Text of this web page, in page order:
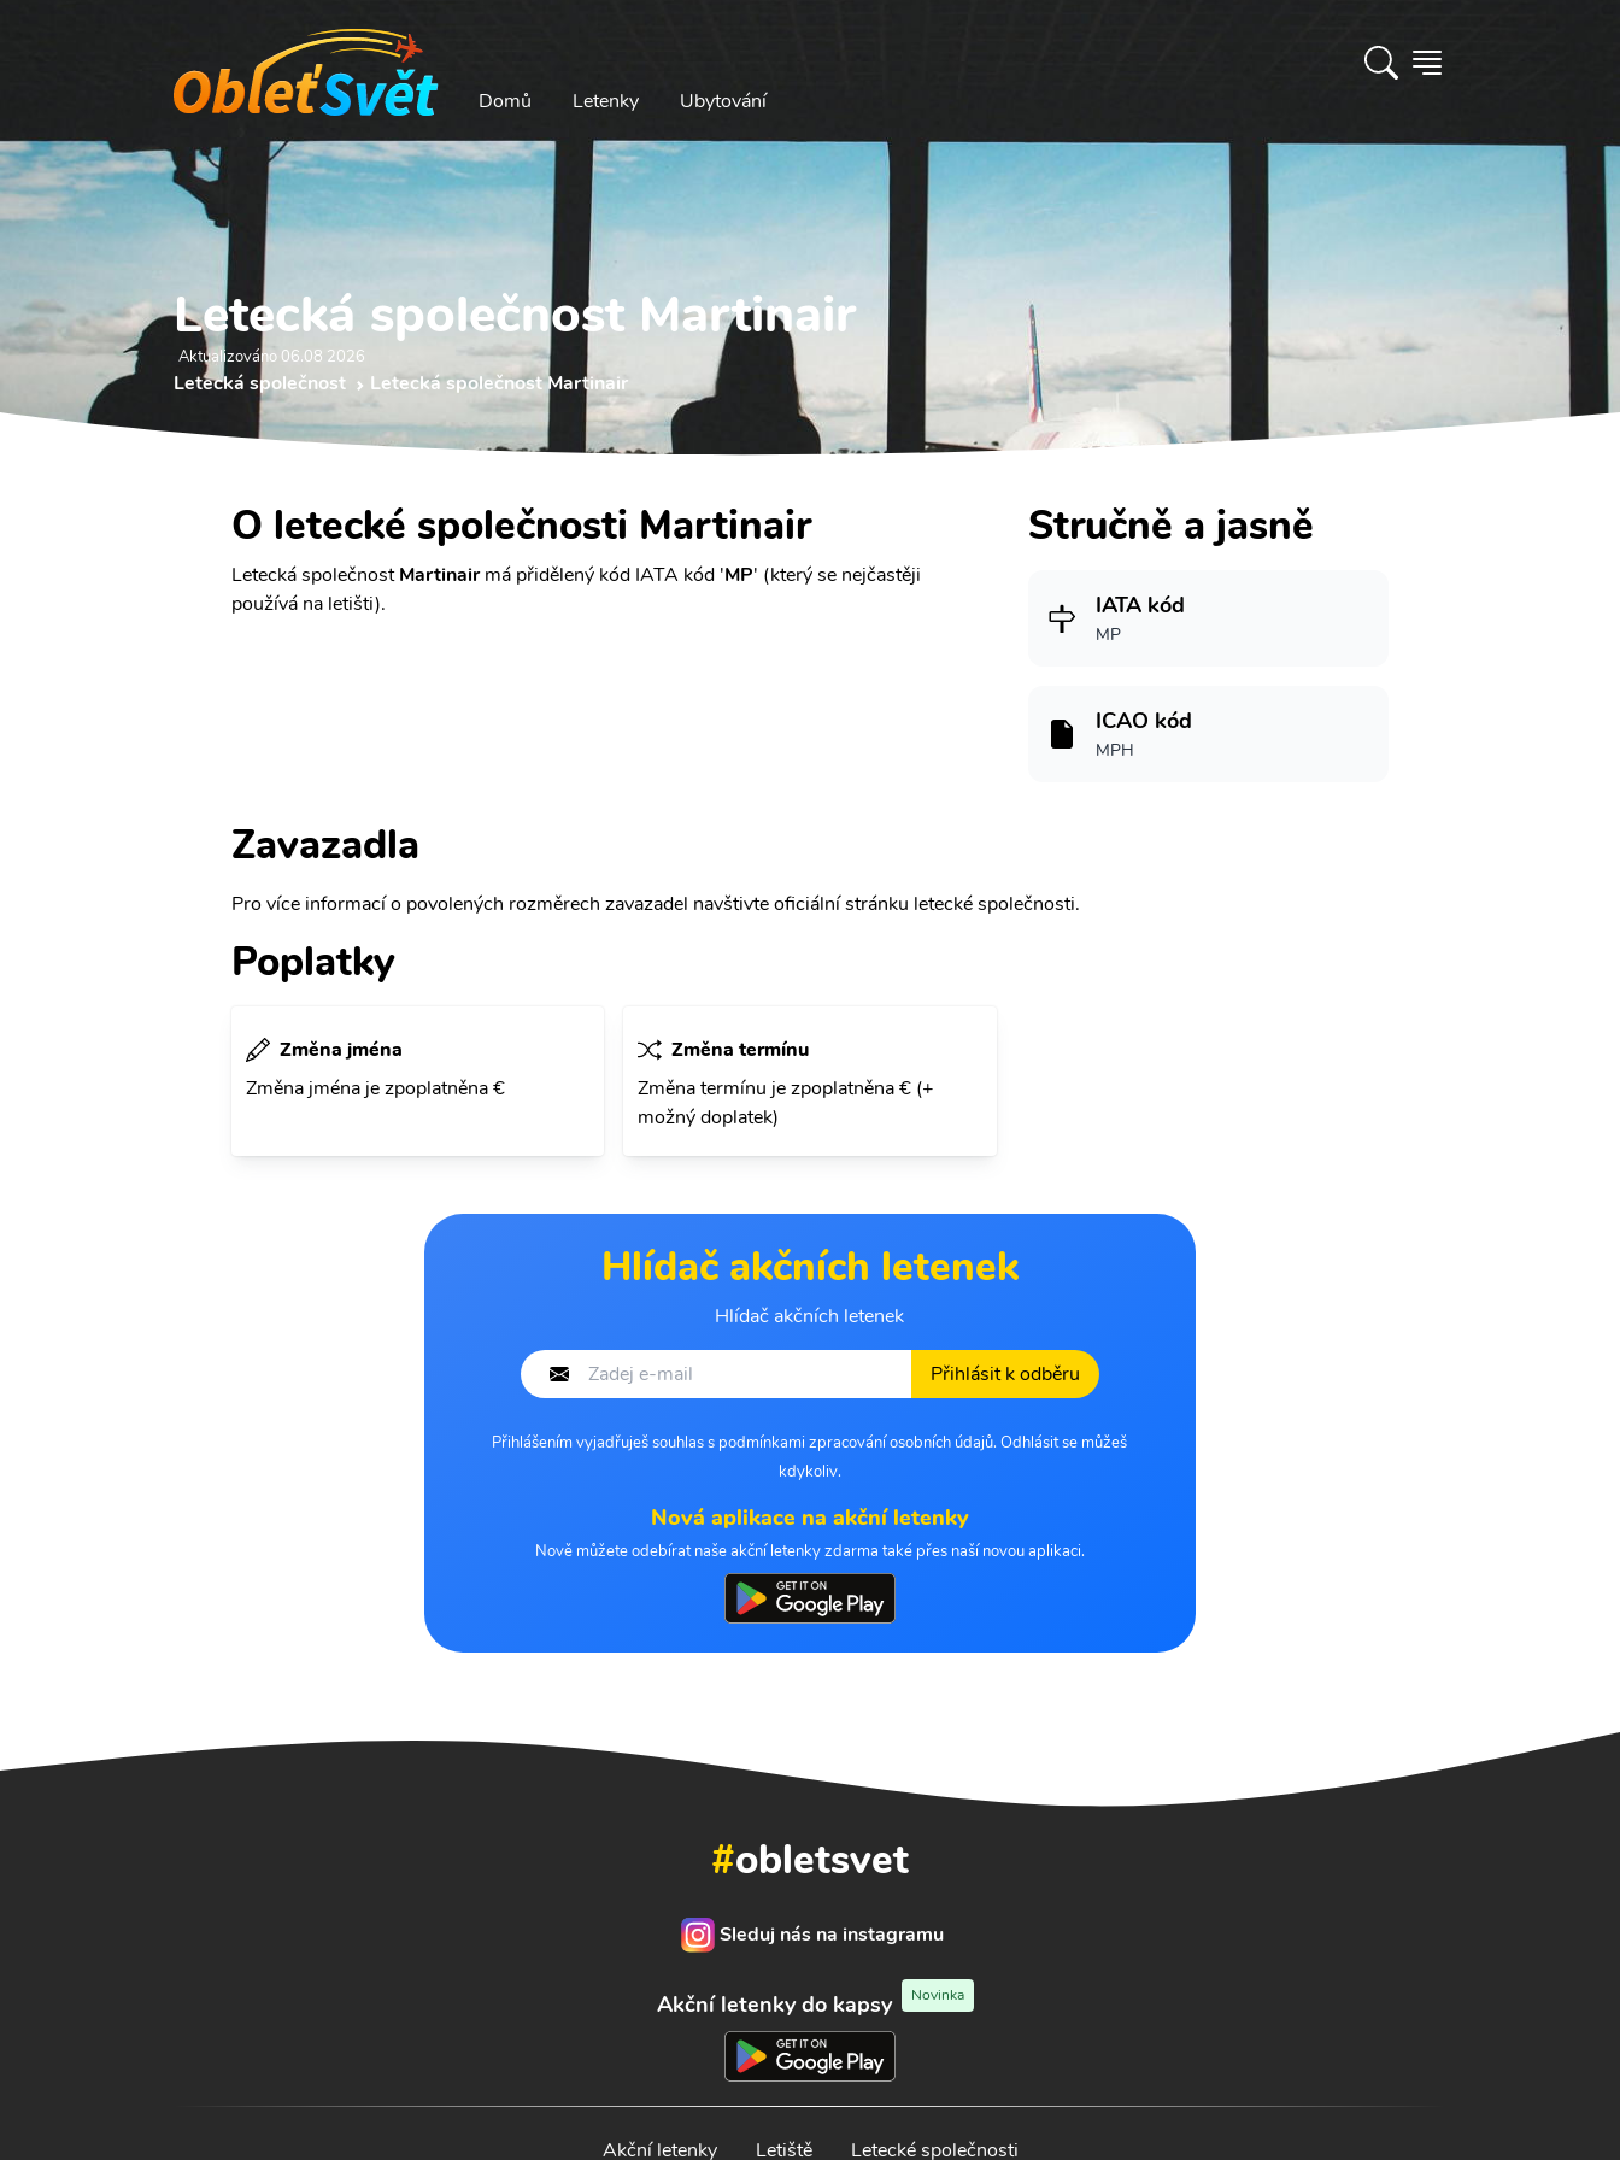
Domů Letenky Ubytování
Letecká společnost Martinair
Aktualizováno 06.08 2026
Letecká společnost Letecká společnost Martinair
O letecké společnosti Martinair
Letecká společnostMartinairmá přidělený kód IATA kód 'MP' (který se nejčastěji
používá na letišti).
Stručně a jasně
IATA kód
MP
ICAO kód
MPH
Zavazadla
Pro více informací o povolených rozměrech zavazadel navštivte oficiální stránku letecké společnosti.
Poplatky
Změna jména
Změna jména je zpoplatněna €
Změna termínu
Změna termínu je zpoplatněna € (+
možný doplatek)
Hlídač akčních letenek
Hlídač akčních letenek
Přihlásit k odběru
Přihlášením vyjadřuješ souhlas s podmínkami zpracování osobních údajů. Odhlásit se můžeš
kdykoliv.
Nová aplikace na akční letenky
Nově můžete odebírat naše akční letenky zdarma také přes naší novou aplikaci.
#obletsvet
Sleduj nás na instagramu
Akční letenky do kapsy Novinka
Akční letenky Letiště Letecké společnosti